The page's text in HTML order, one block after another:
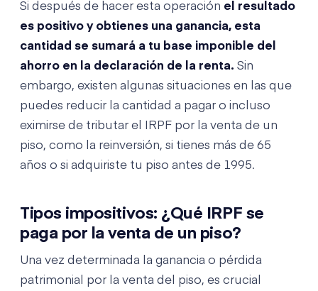
Si después de hacer esta operación el resultado
es positivo y obtienes una ganancia, esta
cantidad se sumará a tu base imponible del
ahorro en la declaración de la renta. Sin
embargo, existen algunas situaciones en las que
puedes reducir la cantidad a pagar o incluso
eximirse de tributar el IRPF por la venta de un
piso, como la reinversión, si tienes más de 65
años o si adquiriste tu piso antes de 1995.
Tipos impositivos: ¿Qué IRPF se
paga por la venta de un piso?
Una vez determinada la ganancia o pérdida
patrimonial por la venta del piso, es crucial